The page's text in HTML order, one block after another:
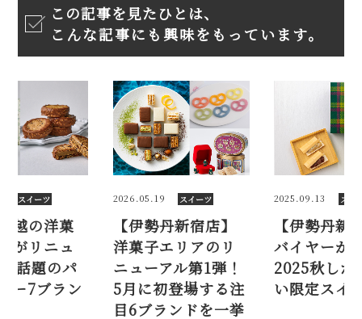
この記事を見たひとは、
こんな記事にも興味をもっています。
スイーツ
新宿店】
リアのリ
ル第1弾！
登場する注
2025.09.13 スイーツ
【伊勢丹新宿店】
バイヤーが考案！
2025秋しか買えな
い限定スイーツ7選
2026.07.28 スイ
日本橋三越
子エリアが
ーアル！ 話
ティスリー